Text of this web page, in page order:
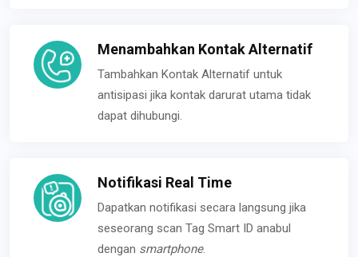
Menambahkan Kontak Alternatif
Tambahkan Kontak Alternatif untuk
antisipasi jika kontak darurat utama tidak
dapat dihubungi.
Notifikasi Real Time
Dapatkan notifikasi secara langsung jika
seseorang scan Tag Smart ID anabul
dengan smartphone.